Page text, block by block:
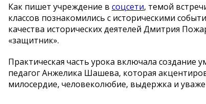
Как пишет учреждение в соцсети, темой
классов познакомились с историческими
качества исторических деятелей Дмитрия
«защитник».
Практическая часть урока включала
педагог Анжелика Шашева, которая
милосердие, человеколюбие, выдержка и